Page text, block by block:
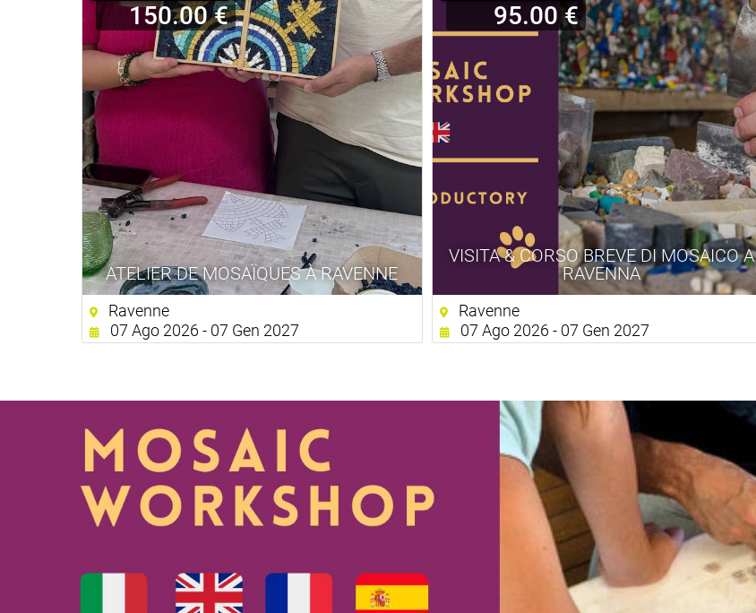
ATELIER DE MOSAÏQUES À RAVENNE
150.00 €
Ravenne
07 Ago 2026 - 07 Gen 2027
VISITA & CORSO BREVE DI MOSAICO A
RAVENNA
95.00 €
Ravenne
07 Ago 2026 - 07 Gen 2027